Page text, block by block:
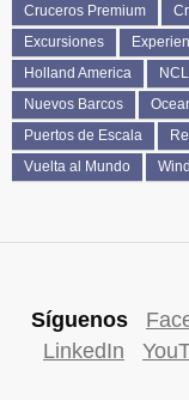
Cruceros Premium
Excursiones
Holland America
NCL
Nuevos Barcos
Puertos de Escala
Vuelta al Mundo
Síguenos
LinkedIn